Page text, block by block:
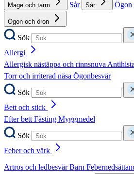
Mage och tarm Sår Sår Ögon
Ögon och öron
Sök
Allergi
Allergisk nästäppa och rinnsnuva
Torr och irriterad näsa Ögonbesvär
Sök
Bett och stick
Efter bettFästing Myggmedel
Sök
Feber och värk
Artros och ledbesvärBarn